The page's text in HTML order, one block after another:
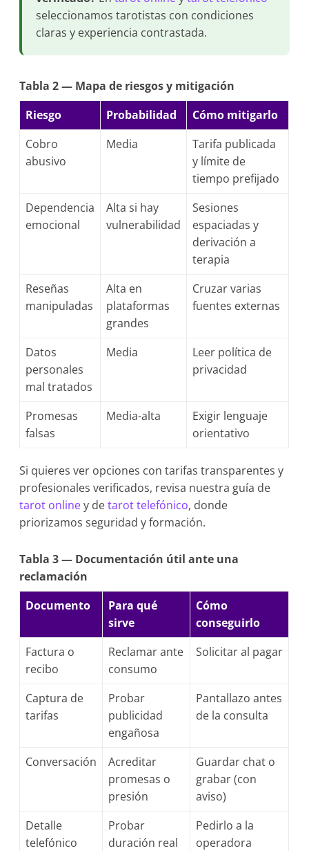
seleccionamos tarotistas con condiciones
claras y experiencia contrastada.
Tabla 2 — Mapa de riesgos y mitigación
Riesgo
Probabilidad
Cómo mitigarlo
Cobro
abusivo
Media
Tarifa publicada
y límite de
tiempo prefijado
Dependencia
emocional
Alta si hay
vulnerabilidad
Sesiones
espaciadas y
derivación a
terapia
Reseñas
manipuladas
Alta en
plataformas
grandes
Cruzar varias
fuentes externas
Datos
personales
mal tratados
Media
Leer política de
privacidad
Promesas
falsas
Media-alta
Exigir lenguaje
orientativo
Si quieres ver opciones con tarifas transparentes y
profesionales verificados, revisa nuestra guía de
tarot onliney detarot telefónico, donde
priorizamos seguridad y formación.
Tabla 3 — Documentación útil ante una
reclamación
Documento
Para qué
sirve
Cómo
conseguirlo
Factura o
recibo
Reclamar ante
consumo
Solicitar al pagar
Captura de
tarifas
Probar
publicidad
engañosa
Pantallazo antes
de la consulta
Conversación
Acreditar
promesas o
presión
Guardar chat o
grabar (con
aviso)
Detalle
telefónico
Probar
duración real
Pedirlo a la
operadora